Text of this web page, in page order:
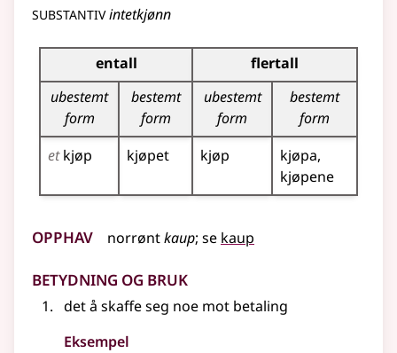
substantivintetkjønn
Bøyingstabell for dette substantivet
entall
flertall
ubestemt
form
bestemt
form
ubestemt
form
bestemt
form
etkjøp kjøpet kjøp
kjøpa
kjøpene
Opphav norrøntkaup; se kaup
Betydning og bruk
det å skaffe seg noe mot betaling
Eksempel